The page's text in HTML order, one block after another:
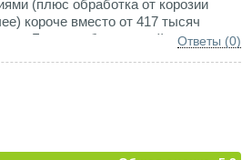
на 3+ или 4- кому как.Итог-
с неприхотливым аппетитом
удобной загрузкой до 700кг-
брать такую же-это факт
(плюс обработка от корозии
короче вместо от 417 тысяч
Боялись брать китайца но в
прошоркался до ржавчины кузов из
на пол резинку - не делайте
что с обдувом лобового стекла -
- стекло сразу запотевшее или
обязательно приходится
Ответы (0)